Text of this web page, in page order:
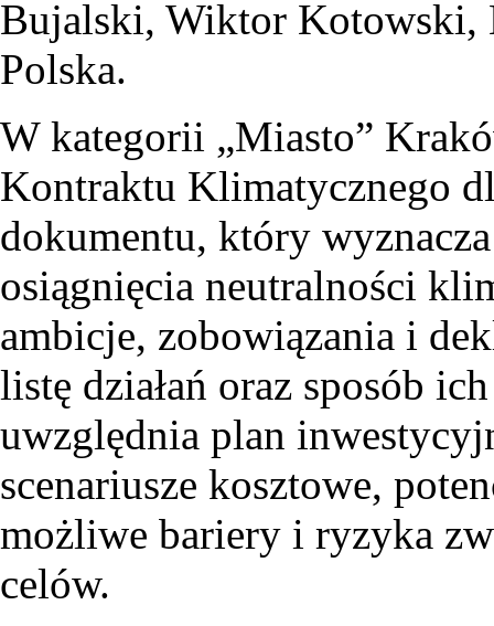
Bujalski, Wiktor Kotowski,
Polska.
W kategorii „Miasto”
Kontraktu Klimatycznego
dokumentu, który
osiągnięcia neutralności
ambicje, zobowiązania i
listę działań oraz sposób
uwzględnia plan
scenariusze kosztowe,
możliwe bariery i ryzyka
celów.